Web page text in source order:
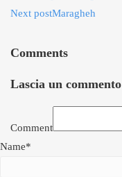
Next postMaragheh
Comments
Lascia un commento
Comment
Name*